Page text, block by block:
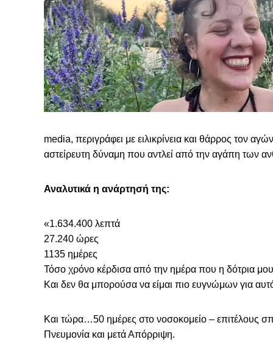
media, περιγράφει με ειλικρίνεια και θάρρος τον
αστείρευτη δύναμη που αντλεί από την αγάπη των
Αναλυτικά η ανάρτησή της:
«1.634.400 λεπτά
27.240 ώρες
1135 ημέρες
Τόσο χρόνο κέρδισα από την ημέρα που η δότρια
Και δεν θα μπορούσα να είμαι πιο ευγνώμων για
Και τώρα…50 ημέρες στο νοσοκομείο – επιτέλους
Πνευμονία και μετά Απόρριψη.